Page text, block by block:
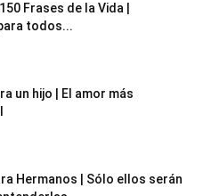
Frases de la Vida |
todos...
un hijo | El amor más
Hermanos | Sólo ellos serán